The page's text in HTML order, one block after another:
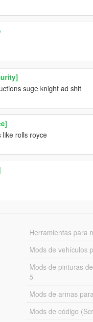
suge knight ad shit
rolls royce
Herramientas para
Mods de vehículos
Mods de pinturas
5
Mods de armas
Mods de código